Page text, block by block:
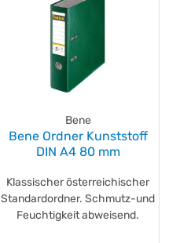
Bene
Bene Ordner Kunststoff
DIN A4 80 mm
Klassischer österreichischer
Standardordner. Schmutz-und
Feuchtigkeit abweisend.